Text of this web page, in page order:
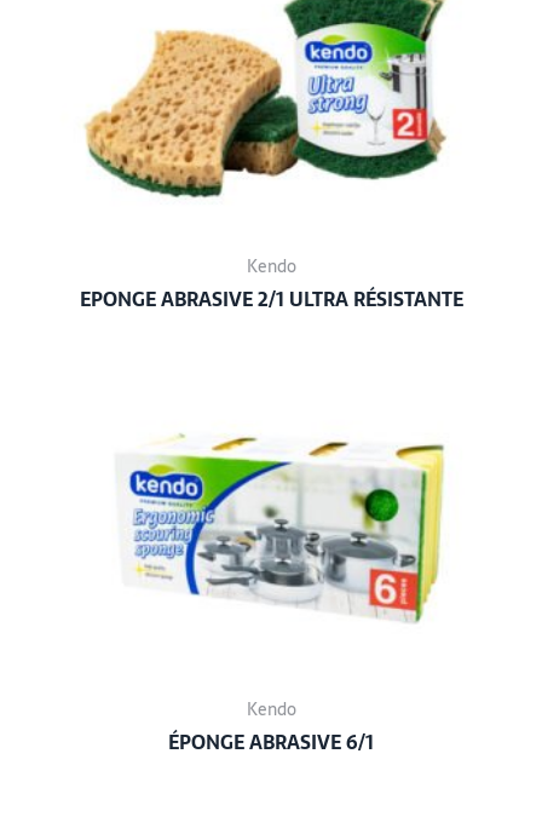
Kendo
EPONGE ABRASIVE 2/1 ULTRA RÉSISTANTE
Kendo
ÉPONGE ABRASIVE 6/1